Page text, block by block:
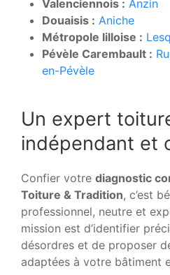
Valenciennois : Anzin
Douaisis : Aniche
Métropole lilloise :
Pévèle Carembault :
en-Pévèle
Un expert
indépendant et
Confier votre diagnostic
Toiture & Tradition, c’est
professionnel, neutre et
mission est d’identifier
désordres et de proposer
adaptées à votre bâtiment